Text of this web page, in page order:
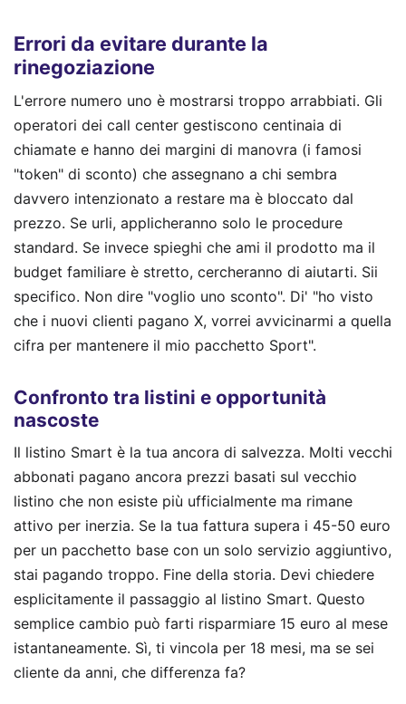
Errori da evitare durante la
rinegoziazione
L'errore numero uno è mostrarsi troppo arrabbiati. Gli
operatori dei call center gestiscono centinaia di
chiamate e hanno dei margini di manovra (i famosi
"token" di sconto) che assegnano a chi sembra
davvero intenzionato a restare ma è bloccato dal
prezzo. Se urli, applicheranno solo le procedure
standard. Se invece spieghi che ami il prodotto ma il
budget familiare è stretto, cercheranno di aiutarti. Sii
specifico. Non dire "voglio uno sconto". Di' "ho visto
che i nuovi clienti pagano X, vorrei avvicinarmi a quella
cifra per mantenere il mio pacchetto Sport".
Confronto tra listini e opportunità
nascoste
Il listino Smart è la tua ancora di salvezza. Molti vecchi
abbonati pagano ancora prezzi basati sul vecchio
listino che non esiste più ufficialmente ma rimane
attivo per inerzia. Se la tua fattura supera i 45-50 euro
per un pacchetto base con un solo servizio aggiuntivo,
stai pagando troppo. Fine della storia. Devi chiedere
esplicitamente il passaggio al listino Smart. Questo
semplice cambio può farti risparmiare 15 euro al mese
istantaneamente. Sì, ti vincola per 18 mesi, ma se sei
cliente da anni, che differenza fa?